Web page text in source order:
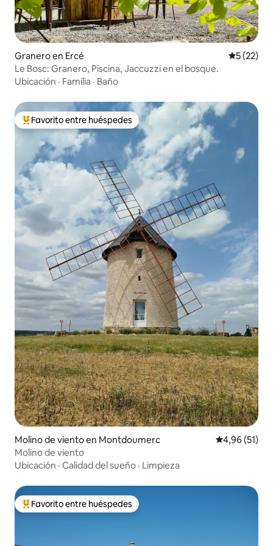
Granero en Ercé
5 (22)
Le Bosc: Granero, Piscina, Jaccuzzi en el bosque.
Ubicación · Familia · Baño
Favorito entre los huéspedes más destacados
Favorito entre huéspedes
Molino de viento en Montdoumerc Calificación
4,96 (51)
Molino de viento
Ubicación · Calidad del sueño · Limpieza
Favorito entre los huéspedes más destacados
Favorito entre huéspedes